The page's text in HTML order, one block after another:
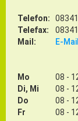
Telefon:
Telefax:
Mail:
E-
Mo
08 -
Di, Mi
08 -
Do
08 -
Fr
08 -